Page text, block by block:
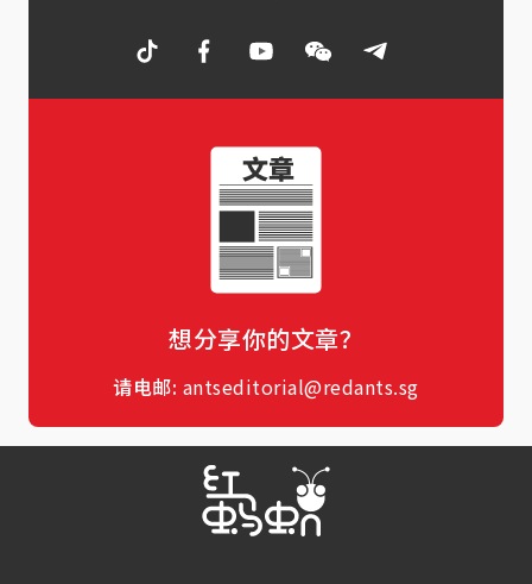
想分享你的文章？
请电邮: antseditorial@redants.sg